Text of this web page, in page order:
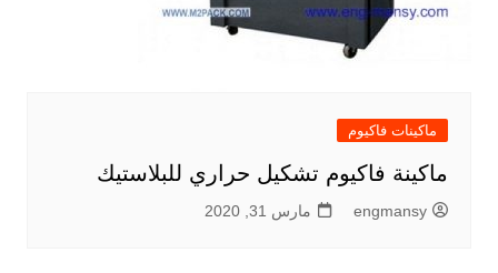
ماكينات فاكيوم
ماكينة فاكيوم تشكيل حراري للبلاستيك
engmansy مارس 31, 2020